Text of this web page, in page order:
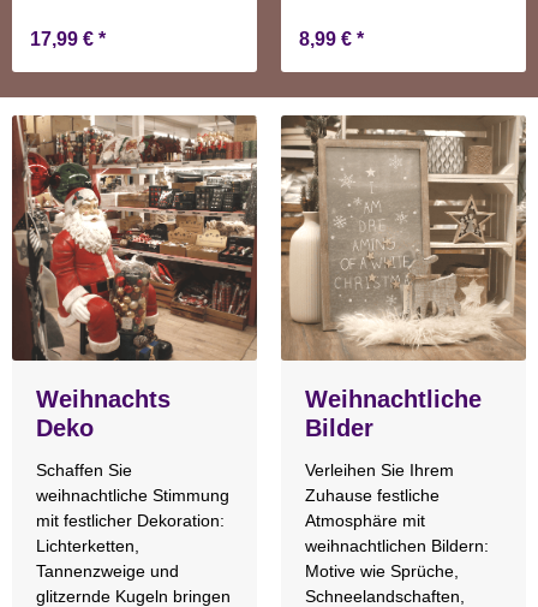
17,99 € * 8,99 € *
Weihnachts
Deko
Schaffen Sie
weihnachtliche Stimmung
mit festlicher Dekoration:
Lichterketten,
Tannenzweige und
glitzernde Kugeln bringen
Weihnachtliche
Bilder
Verleihen Sie Ihrem
Zuhause festliche
Atmosphäre mit
weihnachtlichen Bildern:
Motive wie Sprüche,
Schneelandschaften,